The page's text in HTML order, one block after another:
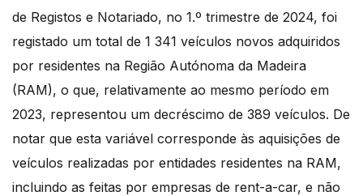
de Registos e Notariado, no 1.º trimestre de 2024, foi
registado um total de 1 341 veículos novos adquiridos
por residentes na Região Autónoma da Madeira
(RAM), o que, relativamente ao mesmo período em
2023, representou um decréscimo de 389 veículos. De
notar que esta variável corresponde às aquisições de
veículos realizadas por entidades residentes na RAM,
incluindo as feitas por empresas de rent-a-car, e não